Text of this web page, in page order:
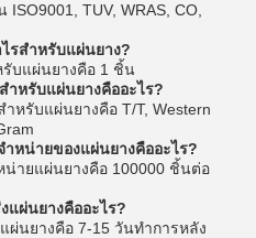
TUV, WRAS, CO,
รสําหรับแผ่นยาง?
บแผ่นยางคือ 1 ชิ้น
าหรับแผ่นยางคืออะไร?
หรับแผ่นยางคือ T/T, Western
หน่ายของแผ่นยางคืออะไร?
ายแผ่นยางคือ 100000 ชิ้นต่อ
แผ่นยางคืออะไร?
ผ่นยางคือ 7-15 วันทําการหลัง